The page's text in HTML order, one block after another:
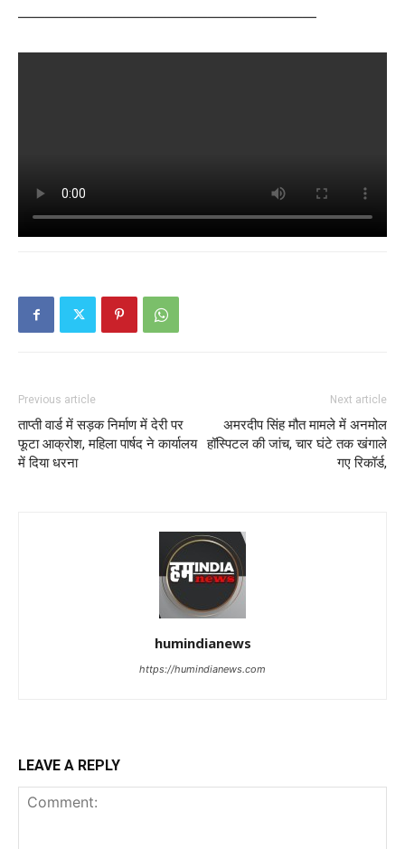
——————————————————————
Previous article
ताप्ती वार्ड में सड़क निर्माण में देरी पर
फूटा आक्रोश, महिला पार्षद ने कार्यालय
में दिया धरना
Next article
अमरदीप सिंह मौत मामले में अनमोल
हॉस्पिटल की जांच, चार घंटे तक खंगाले
गए रिकॉर्ड,
humindianews
https://humindianews.com
LEAVE A REPLY